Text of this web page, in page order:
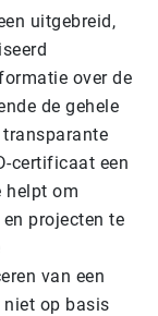
uitgebreid,
over de
de gehele
certificaat een
helpt om
projecten te
van een
niet op basis